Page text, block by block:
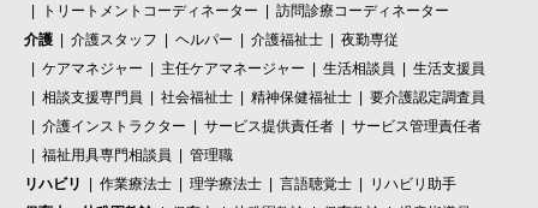
トリートメントコーディネーター
訪問診療コーディネーター
介護
介護スタッフ ヘルパー 介護福祉士
夜勤専従
ケアマネジャー
主任ケアマネージャー 生活相談員
生活支援員
相談支援専門員
社会福祉士 精神保健福祉士
要介護認定調査員
介護インストラクター
サービス提供責任者
サービス管理責任者
福祉用具専門相談員
管理職
リハビリ
作業療法士 理学療法士 言語聴覚士
リハビリ助手